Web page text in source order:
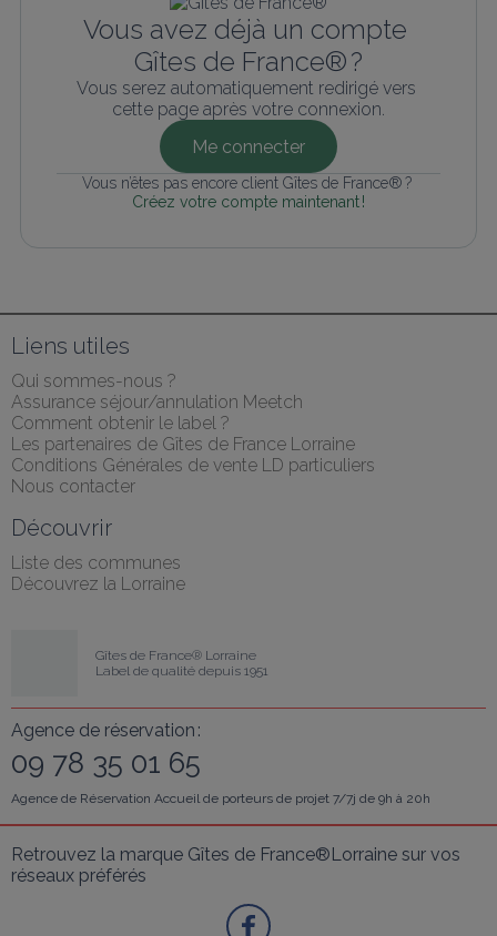
Vous avez déjà un compte
Gîtes de France® ?
Vous serez automatiquement redirigé vers
cette page après votre connexion.
Me connecter
Vous n’êtes pas encore client Gîtes de France® ?
Créez votre compte maintenant !
Liens utiles
Qui sommes-nous ?
Assurance séjour/annulation Meetch
Comment obtenir le label ?
Les partenaires de Gîtes de France Lorraine
Conditions Générales de vente LD particuliers
Nous contacter
Découvrir
Liste des communes
Découvrez la Lorraine
Gîtes de France® Lorraine
Label de qualité depuis 1951
Agence de réservation :
09 78 35 01 65
Agence de Réservation Accueil de porteurs de projet 7/7j de 9h à 20h
Retrouvez la marque Gîtes de France®Lorraine sur vos
réseaux préférés